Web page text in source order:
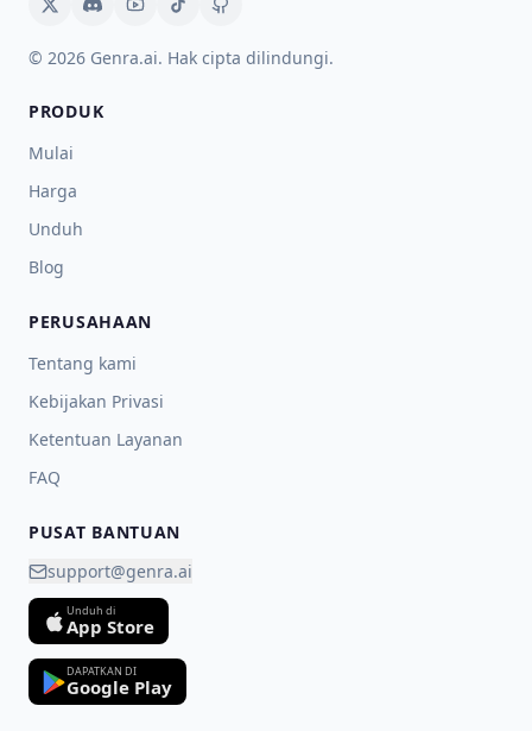
© 2026 Genra.ai. Hak cipta dilindungi.
PRODUK
Mulai
Harga
Unduh
Blog
PERUSAHAAN
Tentang kami
Kebijakan Privasi
Ketentuan Layanan
FAQ
PUSAT BANTUAN
support@genra.ai
Unduh di
App Store
DAPATKAN DI
Google Play